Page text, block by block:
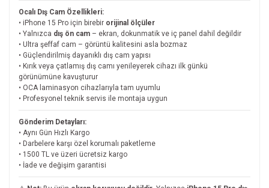
Ocalı Dış Cam Özellikleri:
• iPhone 15 Pro için birebir orijinal ölçüler
• Yalnızca dış ön cam – ekran, dokunmatik ve iç panel dahil değildir
• Ultra şeffaf cam – görüntü kalitesini asla bozmaz
• Güçlendirilmiş dayanıklı dış cam yapısı
• Kırık veya çatlamış dış camı yenileyerek cihazı ilk günkü
görünümüne kavuşturur
• OCA laminasyon cihazlarıyla tam uyumlu
• Profesyonel teknik servis ile montaja uygun
Gönderim Detayları:
• Aynı Gün Hızlı Kargo
• Darbelere karşı özel korumalı paketleme
• 1500 TL ve üzeri ücretsiz kargo
• İade ve değişim garantisi